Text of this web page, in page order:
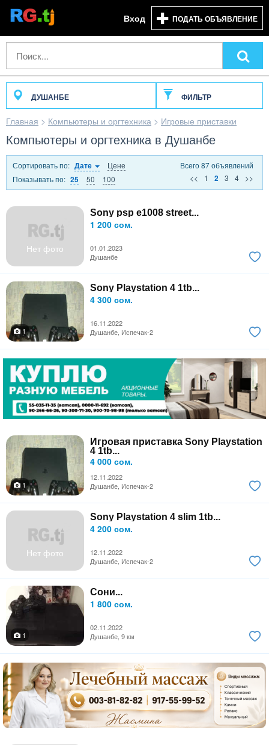
Вход ПОДАТЬ ОБЪЯВЛЕНИЕ
ДУШАНБЕ ФИЛЬТР
Главная > Компьютеры и оргтехника > Игровые приставки
Компьютеры и оргтехника в Душанбе
Сортировать по: Дате
Цене
Показывать по: 25 50 100
Всего 87 объявлений
<<
1 2 3 4 >>
Нет фото
Sony psp e1008 street...
1 200 сом.
01.01.2023
Душанбе
Sony Playstation 4 1tb...
4 300 сом.
16.11.2022
1
Душанбе, Испечак-2
Игровая приставка Sony Playstation
4 1tb...
4 000 сом.
12.11.2022
1
Душанбе, Испечак-2
Нет фото
Sony Playstation 4 slim 1tb...
4 200 сом.
12.11.2022
Душанбе, Испечак-2
Сони...
1 800 сом.
02.11.2022
1
Душанбе, 9 км